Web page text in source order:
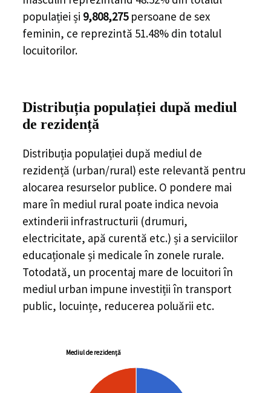
populației și 9,808,275 persoane de sex
feminin, ce reprezintă 51.48% din totalul
locuitorilor.
Distribuția populației după mediul
de rezidență
Distribuția populației după mediul de
rezidență (urban/rural) este relevantă pentru
alocarea resurselor publice. O pondere mai
mare în mediul rural poate indica nevoia
extinderii infrastructurii (drumuri,
electricitate, apă curentă etc.) și a serviciilor
educaționale și medicale în zonele rurale.
Totodată, un procentaj mare de locuitori în
mediul urban impune investiții în transport
public, locuințe, reducerea poluării etc.
Mediul de rezidență